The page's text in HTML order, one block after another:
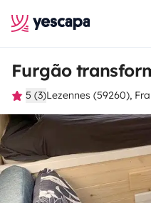
Furgão
5 (3)Lezennes (59260),